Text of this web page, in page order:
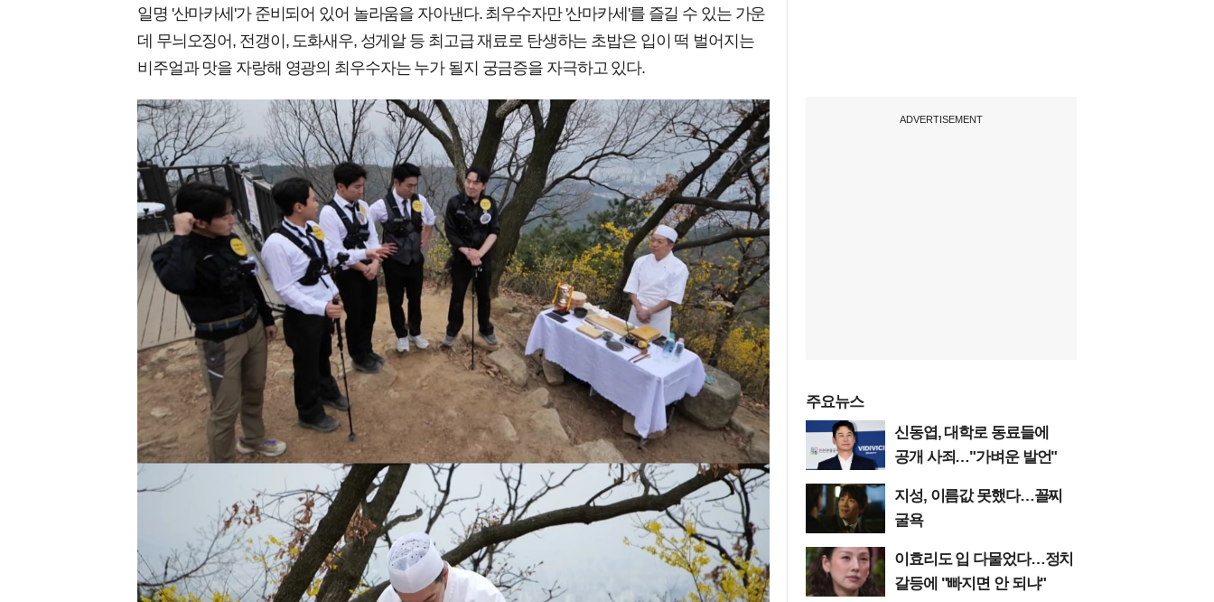
일명 '산마카세'가 준비되어 있어 놀라움을 자아낸다. 최우수자만 '산마카세'를 즐길 수 있는 가운
데 무늬오징어, 전갱이, 도화새우, 성게알 등 최고급 재료로 탄생하는 초밥은 입이 떡 벌어지는
비주얼과 맛을 자랑해 영광의 최우수자는 누가 될지 궁금증을 자극하고 있다.
ADVERTISEMENT
주요뉴스
신동엽, 대학로 동료들에
공개 사죄…"가벼운 발언"
지성, 이름값 못했다…꼴찌
굴욕
이효리도 입 다물었다…정치
갈등에 "빠지면 안 되냐"